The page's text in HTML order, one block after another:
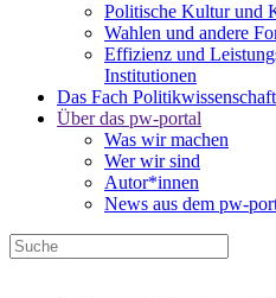
Politische Kultur und
Wahlen und andere
Effizienz und
Institutionen
Das Fach Politikwissenschaft
Über das pw-portal
Was wir machen
Wer wir sind
Autor*innen
News aus dem pw-